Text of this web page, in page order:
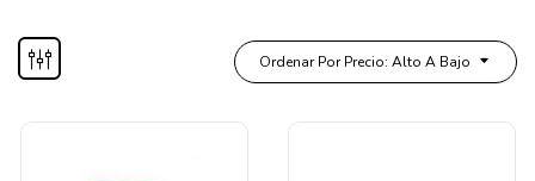
Ordenar Por Precio: Alto A Bajo